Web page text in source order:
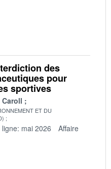
des
pour
sportives
Caroll
ET DU
mai 2026
Affaire